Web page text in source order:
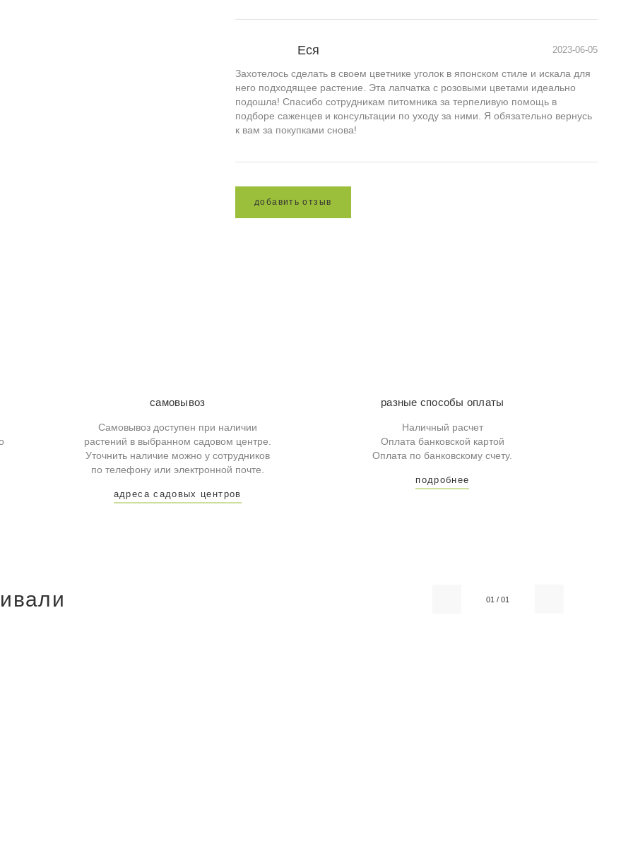
Еся 2023-06-05
Захотелось сделать в своем цветнике уголок в японском стиле и искала для
него подходящее растение. Эта лапчатка с розовыми цветами идеально
подошла! Спасибо сотрудникам питомника за терпеливую помощь в
подборе саженцев и консультации по уходу за ними. Я обязательно вернусь
к вам за покупками снова!
до бавить о тз ыв
самовывоз
Самовывоз доступен при наличии
растений в выбранном садовом центре.
Уточнить наличие можно у сотрудников
по телефону или электронной почте.
адреса садовых центров
разные способы оплаты
Наличный расчет
Оплата банковской картой
Оплата по банковскому счету.
подробнее
01 /01